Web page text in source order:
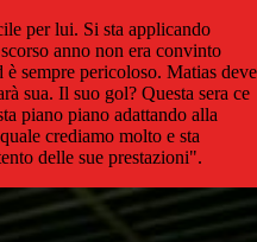
per lui. Si sta applicando
anno non era convinto
è sempre pericoloso. Matias deve
sua. Il suo gol? Questa sera ce
piano piano adattando alla
crediamo molto e sta
delle sue prestazioni".